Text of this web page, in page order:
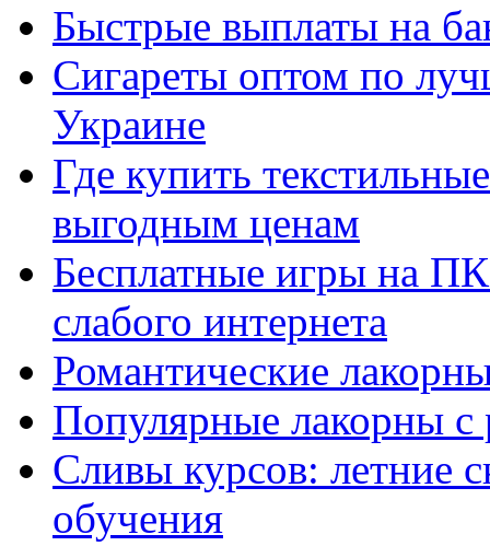
Быстрые выплаты на
Сигареты оптом по
Украине
Где купить
выгодным ценам
Бесплатные игры на
слабого интернета
Романтические
Популярные лакорны с
Сливы курсов: летние
обучения